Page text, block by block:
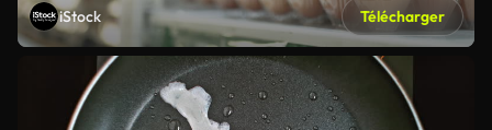
iStock Télécharger